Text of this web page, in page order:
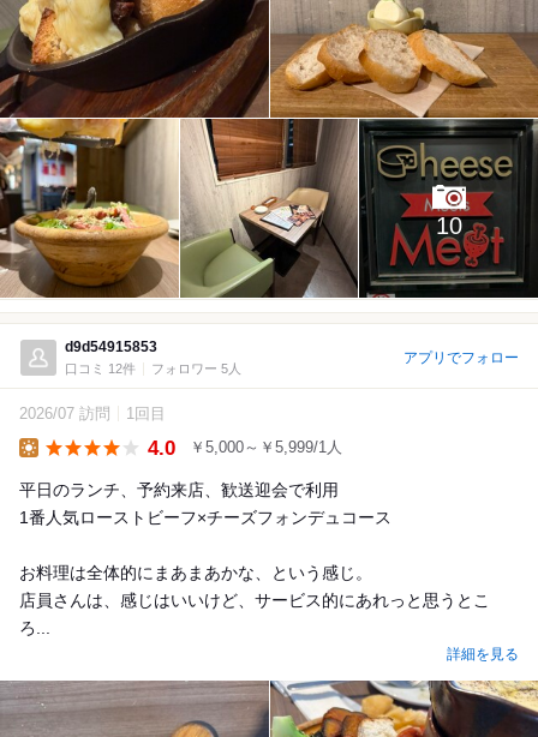
10
d9d54915853
口コミ 12件 フォロワー 5人
アプリでフォロー
2026/07 訪問 1回目
4.0 ￥5,000～￥5,999/1人
平日のランチ、予約来店、歓送迎会で利用
1番人気ローストビーフ×チーズフォンデュコース
お料理は全体的にまあまあかな、という感じ。
店員さんは、感じはいいけど、サービス的にあれっと思うとこ
ろ...
詳細を見る